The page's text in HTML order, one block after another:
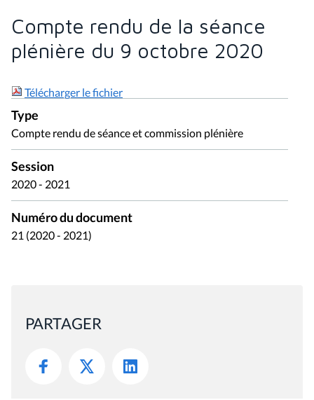
Compte rendu de la séance
plénière du 9 octobre 2020
Télécharger le fichier
Type
Compte rendu de séance et commission plénière
Session
2020 - 2021
Numéro du document
21 (2020 - 2021)
PARTAGER